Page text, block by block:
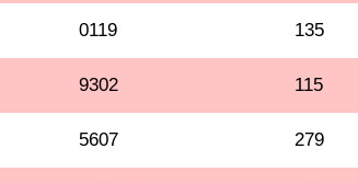
0119 135
9302 115
5607 279